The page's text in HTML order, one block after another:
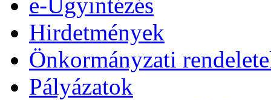
Hirdetmények
Önkormányzati
Pályázatok